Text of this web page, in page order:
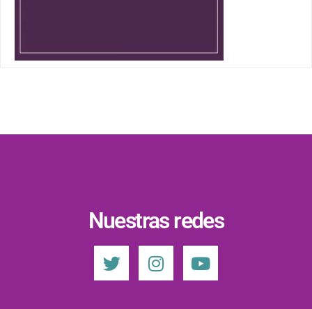
Nuestras redes